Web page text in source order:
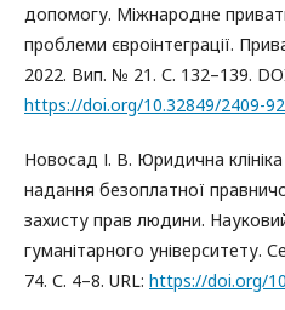
допомогу. Міжнародне
проблеми євроінтеграції.
2022. Вип. № 21. С. 132–139.
https://doi.org/10.32849/2409-
Новосад І. В. Юридична
надання безоплатної
захисту прав людини.
гуманітарного університету.
74. С. 4–8. URL: https://doi.org/